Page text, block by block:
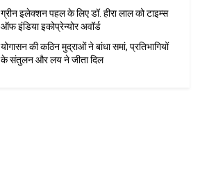
ग्रीन इलेक्शन पहल के लिए डॉ. हीरा लाल को टाइम्स
ऑफ इंडिया इकोप्रेन्योर अवॉर्ड
योगासन की कठिन मुद्राओं ने बांधा समां, प्रतिभागियों
के संतुलन और लय ने जीता दिल